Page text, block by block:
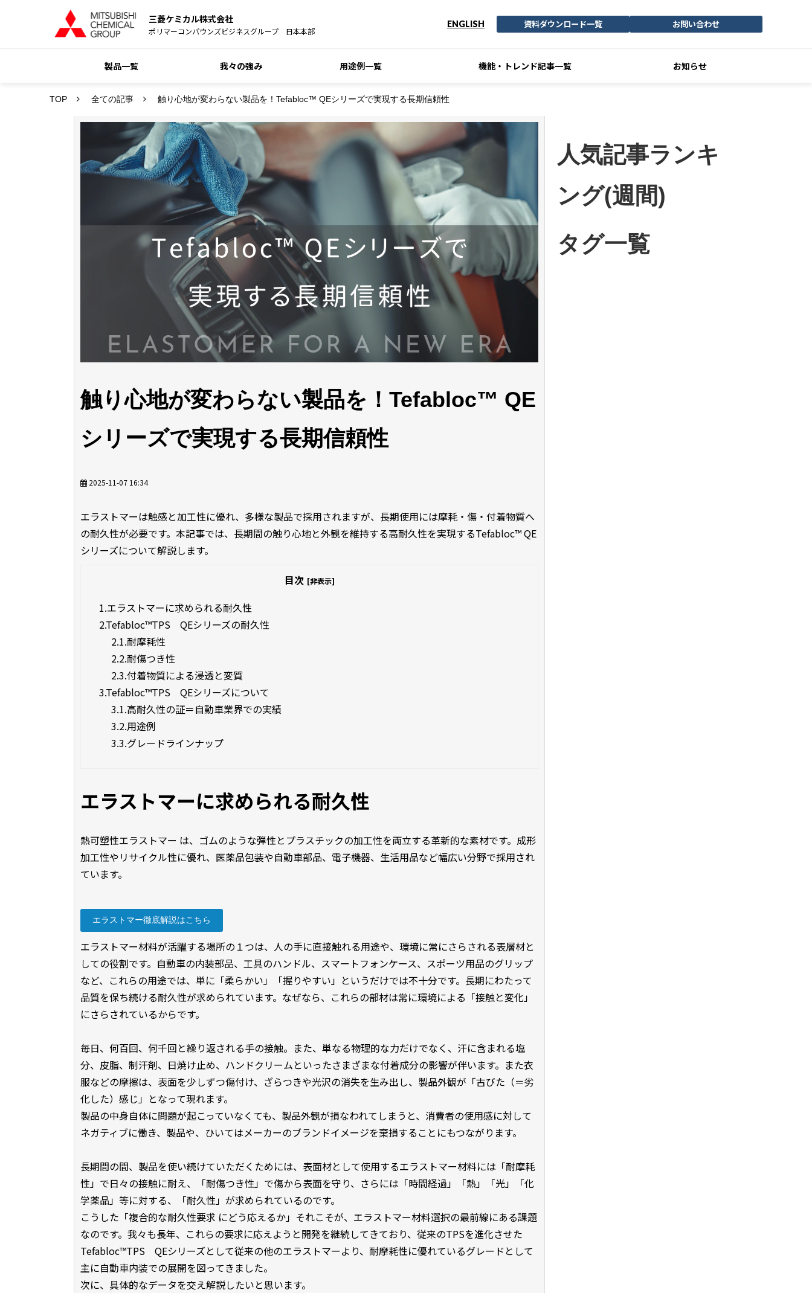
三菱ケミカル株式会社
ポリマーコンパウンズビジネスグループ 日本本部
ENGLISH 資料ダウンロード一覧 お問い合わせ
製品一覧 我々の強み 用途例一覧 機能・トレンド記事一覧 お知らせ
TOP 全ての記事 触り心地が変わらない製品を！Tefabloc™ QEシリーズで実現する長期信頼性
触り心地が変わらない製品を！Tefabloc™ QE
シリーズで実現する長期信頼性
2025-11-07 16:34
エラストマーは触感と加工性に優れ、多様な製品で採用されますが、長期使用には摩耗・傷・付着物質へ
の耐久性が必要です。本記事では、長期間の触り心地と外観を維持する高耐久性を実現するTefabloc™ QE
シリーズについて解説します。
目次 [非表示]
1.エラストマーに求められる耐久性
2.Tefabloc™TPS QEシリーズの耐久性
2.1.耐摩耗性
2.2.耐傷つき性
2.3.付着物質による浸透と変質
3.Tefabloc™TPS QEシリーズについて
3.1.高耐久性の証＝自動車業界での実績
3.2.用途例
3.3.グレードラインナップ
エラストマーに求められる耐久性
熱可塑性エラストマー は、ゴムのような弾性とプラスチックの加工性を両立する革新的な素材です。成形
加工性やリサイクル性に優れ、医薬品包装や自動車部品、電子機器、生活用品など幅広い分野で採用され
ています。
エラストマー徹底解説はこちら
エラストマー材料が活躍する場所の１つは、人の手に直接触れる用途や、環境に常にさらされる表層材と
しての役割です。自動車の内装部品、工具のハンドル、スマートフォンケース、スポーツ用品のグリップ
など、これらの用途では、単に「柔らかい」「握りやすい」というだけでは不十分です。長期にわたって
品質を保ち続ける耐久性が求められています。なぜなら、これらの部材は常に環境による「接触と変化」
にさらされているからです。
毎日、何百回、何千回と繰り返される手の接触。また、単なる物理的な力だけでなく、汗に含まれる塩
分、皮脂、制汗剤、日焼け止め、ハンドクリームといったさまざまな付着成分の影響が伴います。また衣
服などの摩擦は、表面を少しずつ傷付け、ざらつきや光沢の消失を生み出し、製品外観が「古びた（＝劣
化した）感じ」となって現れます。
製品の中身自体に問題が起こっていなくても、製品外観が損なわれてしまうと、消費者の使用感に対して
ネガティブに働き、製品や、ひいてはメーカーのブランドイメージを棄損することにもつながります。
長期間の間、製品を使い続けていただくためには、表面材として使用するエラストマー材料には「耐摩耗
性」で日々の接触に耐え、「耐傷つき性」で傷から表面を守り、さらには「時間経過」「熱」「光」「化
学薬品」等に対する、「耐久性」が求められているのです。
こうした「複合的な耐久性要求 にどう応えるか」それこそが、エラストマー材料選択の最前線にある課題
なのです。我々も長年、これらの要求に応えようと開発を継続してきており、従来のTPSを進化させた
Tefabloc™TPS QEシリーズとして従来の他のエラストマーより、耐摩耗性に優れているグレードとして
主に自動車内装での展開を図ってきました。
次に、具体的なデータを交え解説したいと思います。
人気記事ランキ
ング(週間)
タグ一覧